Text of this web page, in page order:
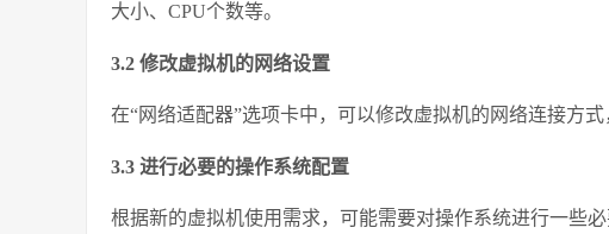
大小、CPU个数等。
3.2 修改虚拟机的网络设置
在“网络适配器”选项卡中，可以修改虚拟机的网络连接方式
3.3 进行必要的操作系统配置
根据新的虚拟机使用需求，可能需要对操作系统进行一些